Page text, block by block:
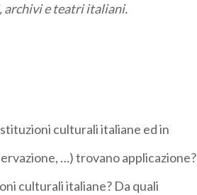
archivi e teatri italiani.
culturali italiane ed in
…) trovano applicazione?
culturali italiane? Da quali